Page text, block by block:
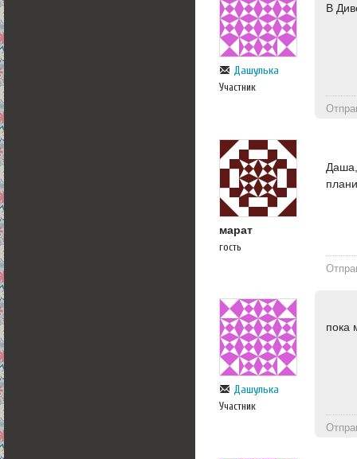
Дашулька
Участник
В
марат
гость
Даша,
Дашулька
Участник
пока